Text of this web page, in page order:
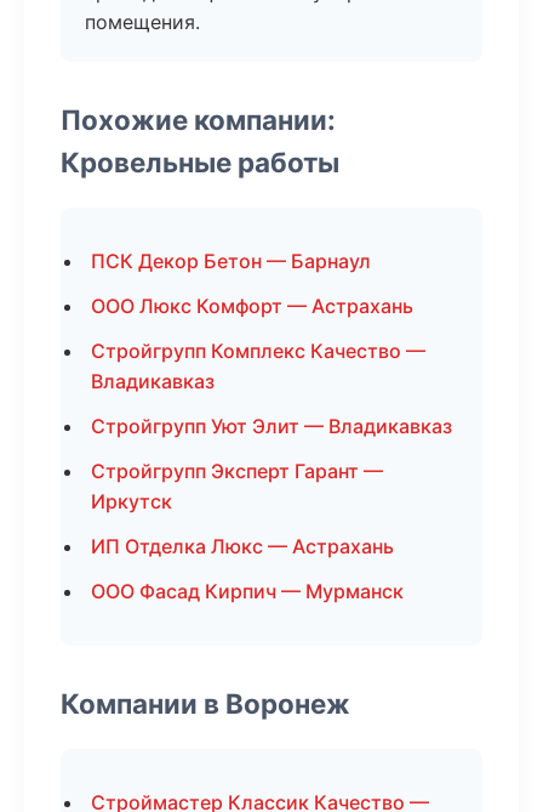
помещения.
Похожие компании:
Кровельные работы
ПСК Декор Бетон — Барнаул
ООО Люкс Комфорт — Астрахань
Стройгрупп Комплекс Качество —
Владикавказ
Стройгрупп Уют Элит — Владикавказ
Стройгрупп Эксперт Гарант —
Иркутск
ИП Отделка Люкс — Астрахань
ООО Фасад Кирпич — Мурманск
Компании в Воронеж
Строймастер Классик Качество —